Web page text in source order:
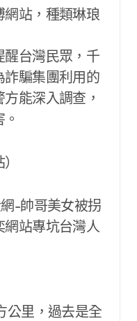
站，種類琳琅
醒台灣民眾，千
詐騙集團利用的
能深入調查，
公里，過去是全